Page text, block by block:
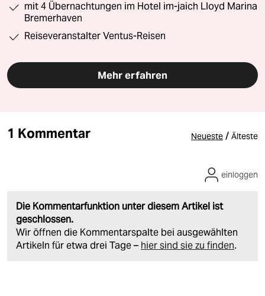
mit 4 Übernachtungen im Hotel im-jaich Lloyd Marina
Bremerhaven
Reiseveranstalter Ventus-Reisen
Mehr erfahren
1 Kommentar Neueste / Älteste
Die Kommentarfunktion unter diesem Artikel ist
geschlossen.
Wir öffnen die Kommentarspalte bei ausgewählten
Artikeln für etwa drei Tage – hier sind sie zu finden.
einloggen